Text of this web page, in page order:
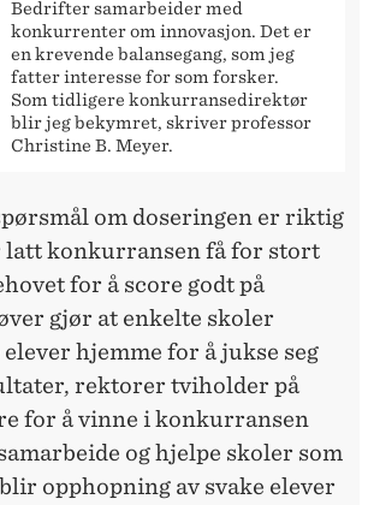
Bedrifter samarbeider med
konkurrenter om innovasjon. Det er
en krevende balansegang, som jeg
fatter interesse for som forsker.
Som tidligere konkurransedirektør
blir jeg bekymret, skriver professor
Christine B. Meyer.
om doseringen er riktig
latt konkurransen få for stort
for å score godt på
gjør at enkelte skoler
hjemme for å jukse seg
rektorer tviholder på
for å vinne i konkurransen
og hjelpe skoler som
opphopning av svake elever